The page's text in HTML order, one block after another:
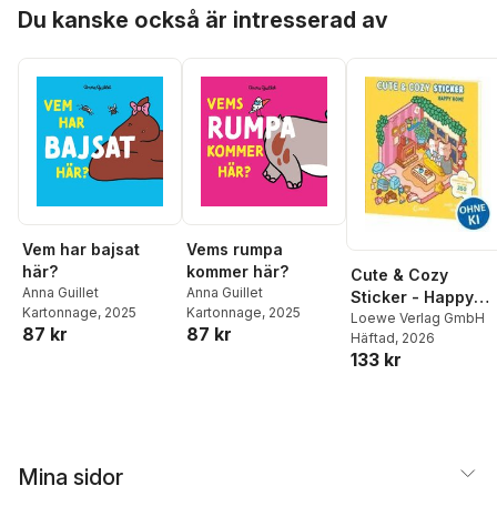
Du kanske också är intresserad av
Vem har bajsat
här?
Anna Guillet
Kartonnage, 2025
87 kr
Vems rumpa
kommer här?
Anna Guillet
Kartonnage, 2025
87 kr
Cute & Cozy
Sticker - Happy
Home
Loewe Verlag GmbH
Häftad, 2026
133 kr
Mina sidor